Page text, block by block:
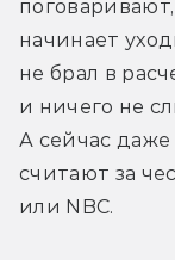
начинает
не брал в
и ничего не
А сейчас
считают за
или NBC.